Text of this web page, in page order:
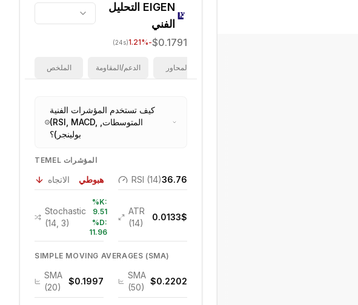
EIGEN التحليل
الفني
$0.1791
-1.21
%
(24s)
الملخص الدعم/المقاومة المحاور
كيف تستخدم المؤشرات الفنية
(RSI, MACD, المتوسطات,
بولينجر)؟
TEMEL المؤشرات
الاتجاه هبوطي RSI (14)36.76
Stochastic
(14, 3)
%K:
9.51
%D:
11.96
ATR
(14)
0.0133$
SIMPLE MOVING AVERAGES (SMA)
SMA
(20)
$0.1997
SMA
(50)
$0.2202